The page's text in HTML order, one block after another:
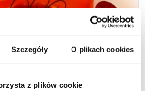
Szczegóły O plikach cookies
z plików cookie